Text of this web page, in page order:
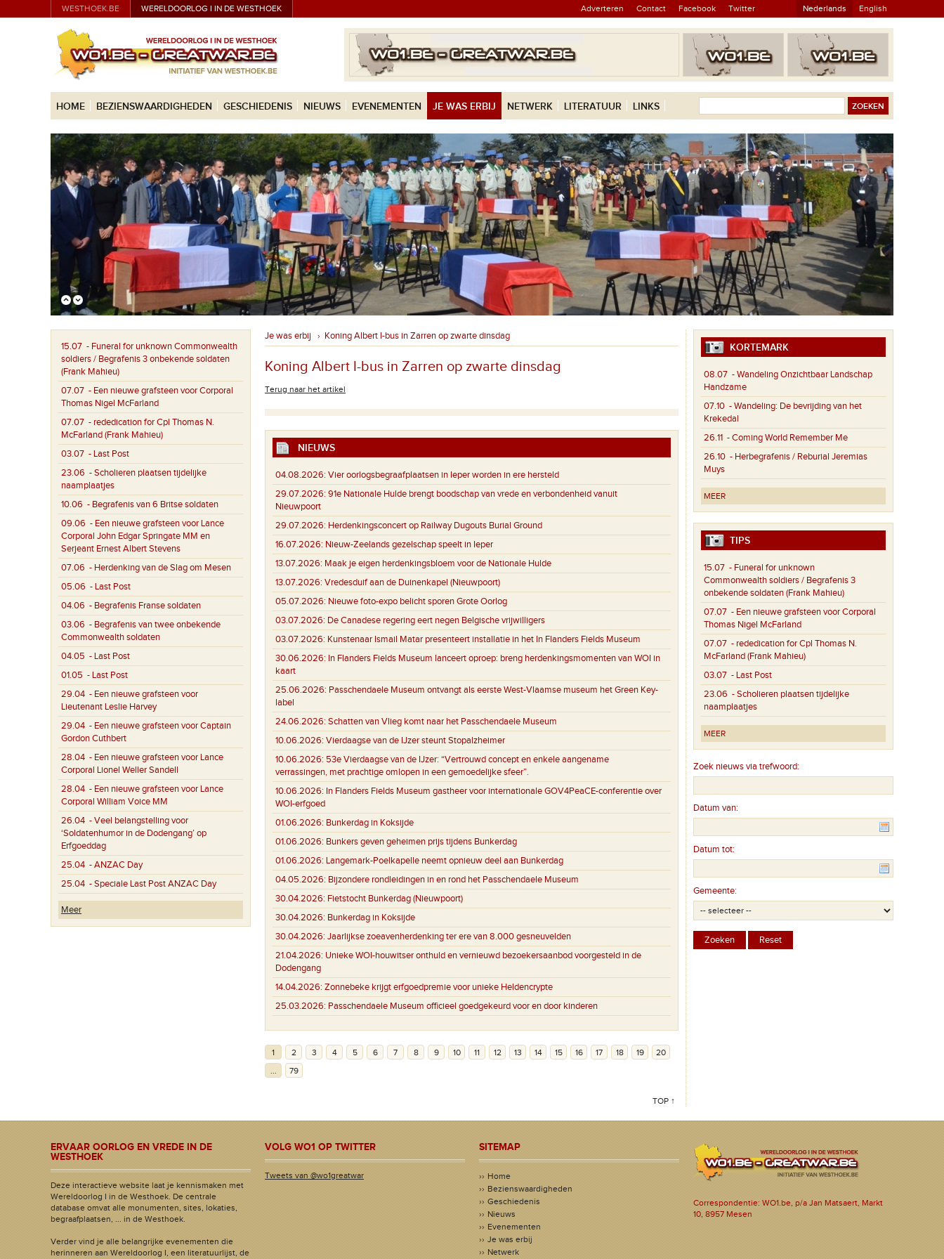
WESTHOEK.BE WERELDOORLOG I IN DE WESTHOEK Adverteren Contact Facebook Twitter Nederlands English
HOME BEZIENSWAARDIGHEDEN GESCHIEDENIS NIEUWS EVENEMENTEN JE WAS ERBIJ NETWERK LITERATUUR LINKS
15.07 - Funeral for unknown Commonwealth
soldiers / Begrafenis 3 onbekende soldaten
(Frank Mahieu)
07.07 - Een nieuwe grafsteen voor Corporal
Thomas Nigel McFarland
07.07 - rededication for Cpl Thomas N.
McFarland (Frank Mahieu)
03.07 - Last Post
23.06 - Scholieren plaatsen tijdelijke
naamplaatjes
10.06 - Begrafenis van 6 Britse soldaten
09.06 - Een nieuwe grafsteen voor Lance
Corporal John Edgar Springate MM en
Serjeant Ernest Albert Stevens
07.06 - Herdenking van de Slag om Mesen
05.06 - Last Post
04.06 - Begrafenis Franse soldaten
03.06 - Begrafenis van twee onbekende
Commonwealth soldaten
04.05 - Last Post
01.05 - Last Post
29.04 - Een nieuwe grafsteen voor
Lieutenant Leslie Harvey
29.04 - Een nieuwe grafsteen voor Captain
Gordon Cuthbert
28.04 - Een nieuwe grafsteen voor Lance
Corporal Lionel Weller Sandell
28.04 - Een nieuwe grafsteen voor Lance
Corporal William Voice MM
26.04 - Veel belangstelling voor
‘Soldatenhumor in de Dodengang’ op
Erfgoeddag
25.04 - ANZAC Day
25.04 - Speciale Last Post ANZAC Day
Meer
Je was erbij › Koning Albert I-bus in Zarren op zwarte dinsdag
Koning Albert I-bus in Zarren op zwarte dinsdag
Terug naar het artikel
NIEUWS
04.08.2026: Vier oorlogsbegraafplaatsen in Ieper worden in ere hersteld
29.07.2026: 91e Nationale Hulde brengt boodschap van vrede en verbondenheid vanuit
Nieuwpoort
29.07.2026: Herdenkingsconcert op Railway Dugouts Burial Ground
16.07.2026: Nieuw-Zeelands gezelschap speelt in Ieper
13.07.2026: Maak je eigen herdenkingsbloem voor de Nationale Hulde
13.07.2026: Vredesduif aan de Duinenkapel (Nieuwpoort)
05.07.2026: Nieuwe foto-expo belicht sporen Grote Oorlog
03.07.2026: De Canadese regering eert negen Belgische vrijwilligers
03.07.2026: Kunstenaar Ismail Matar presenteert installatie in het In Flanders Fields Museum
30.06.2026: In Flanders Fields Museum lanceert oproep: breng herdenkingsmomenten van WOI in
kaart
25.06.2026: Passchendaele Museum ontvangt als eerste West-Vlaamse museum het Green Key-
label
24.06.2026: Schatten van Vlieg komt naar het Passchendaele Museum
10.06.2026: Vierdaagse van de IJzer steunt Stopalzheimer
10.06.2026: 53e Vierdaagse van de IJzer: “Vertrouwd concept en enkele aangename
verrassingen, met prachtige omlopen in een gemoedelijke sfeer”.
10.06.2026: In Flanders Fields Museum gastheer voor internationale GOV4PeaCE-conferentie over
WOI-erfgoed
01.06.2026: Bunkerdag in Koksijde
01.06.2026: Bunkers geven geheimen prijs tijdens Bunkerdag
01.06.2026: Langemark-Poelkapelle neemt opnieuw deel aan Bunkerdag
04.05.2026: Bijzondere rondleidingen in en rond het Passchendaele Museum
30.04.2026: Fietstocht Bunkerdag (Nieuwpoort)
30.04.2026: Bunkerdag in Koksijde
30.04.2026: Jaarlijkse zoeavenherdenking ter ere van 8.000 gesneuvelden
21.04.2026: Unieke WOI-houwitser onthuld en vernieuwd bezoekersaanbod voorgesteld in de
Dodengang
14.04.2026: Zonnebeke krijgt erfgoedpremie voor unieke Heldencrypte
25.03.2026: Passchendaele Museum officieel goedgekeurd voor en door kinderen
1 2 3 4 5 6 7 8 9 10 11 12 13 14 15 16 17 18 19
20
79
TOP ↑
KORTEMARK
08.07 - Wandeling Onzichtbaar Landschap
Handzame
07.10 - Wandeling: De bevrijding van het
Krekedal
26.11 - Coming World Remember Me
26.10 - Herbegrafenis / Reburial Jeremias
Muys
MEER
TIPS
15.07 - Funeral for unknown
Commonwealth soldiers / Begrafenis 3
onbekende soldaten (Frank Mahieu)
07.07 - Een nieuwe grafsteen voor Corporal
Thomas Nigel McFarland
07.07 - rededication for Cpl Thomas N.
McFarland (Frank Mahieu)
03.07 - Last Post
23.06 - Scholieren plaatsen tijdelijke
naamplaatjes
MEER
Zoek nieuws via trefwoord:
Datum van:
Datum tot:
Gemeente:
ERVAAR OORLOG EN VREDE IN DE
WESTHOEK
Deze interactieve website laat je kennismaken met
Wereldoorlog I in de Westhoek. De centrale
database omvat alle monumenten, sites, lokaties,
begraafplaatsen, ... in de Westhoek.
Verder vind je alle belangrijke evenementen die
herinneren aan Wereldoorlog I, een literatuurlijst, de
VOLG WO1 OP TWITTER
Tweets van @wo1greatwar
SITEMAP
Home
Bezienswaardigheden
Geschiedenis
Nieuws
Evenementen
Je was erbij
Netwerk
Correspondentie: WO1.be, p/a Jan Matsaert, Markt
10, 8957 Mesen